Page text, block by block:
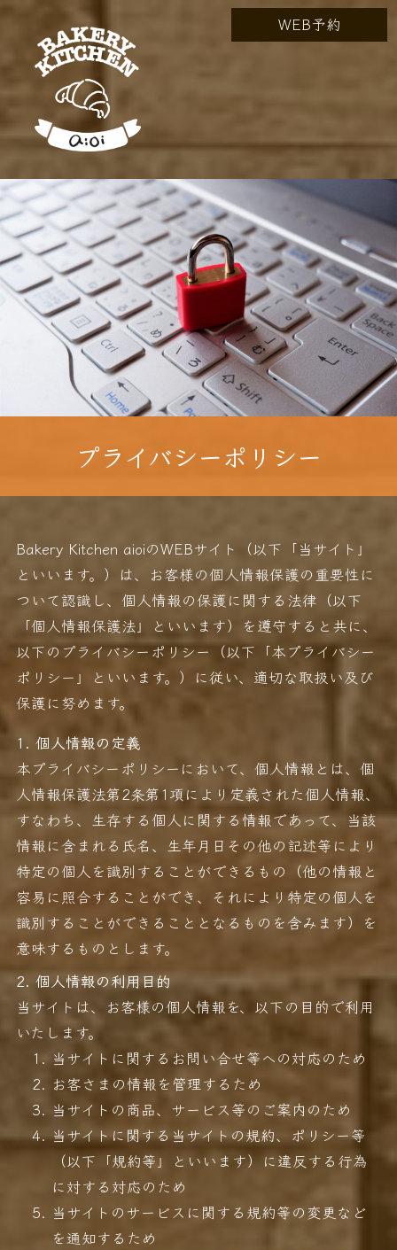
WEB予約
プライバシーポリシー
Bakery Kitchen aioiのWEBサイト（以下「当サイト」
といいます。）は、お客様の個人情報保護の重要性に
ついて認識し、個人情報の保護に関する法律（以下
「個人情報保護法」といいます）を遵守すると共に、
以下のプライバシーポリシー（以下「本プライバシー
ポリシー」といいます。）に従い、適切な取扱い及び
保護に努めます。
1. 個人情報の定義
本プライバシーポリシーにおいて、個人情報とは、個
人情報保護法第2条第1項により定義された個人情報、
すなわち、生存する個人に関する情報であって、当該
情報に含まれる氏名、生年月日その他の記述等により
特定の個人を識別することができるもの（他の情報と
容易に照合することができ、それにより特定の個人を
識別することができることとなるものを含みます）を
意味するものとします。
2. 個人情報の利用目的
当サイトは、お客様の個人情報を、以下の目的で利用
いたします。
当サイトに関するお問い合せ等への対応のため
お客さまの情報を管理するため
当サイトの商品、サービス等のご案内のため
当サイトに関する当サイトの規約、ポリシー等
（以下「規約等」といいます）に違反する行為
に対する対応のため
当サイトのサービスに関する規約等の変更など
を通知するため